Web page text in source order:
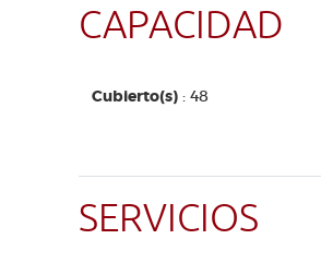
CAPACIDAD
Cubierto(s) : 48
SERVICIOS